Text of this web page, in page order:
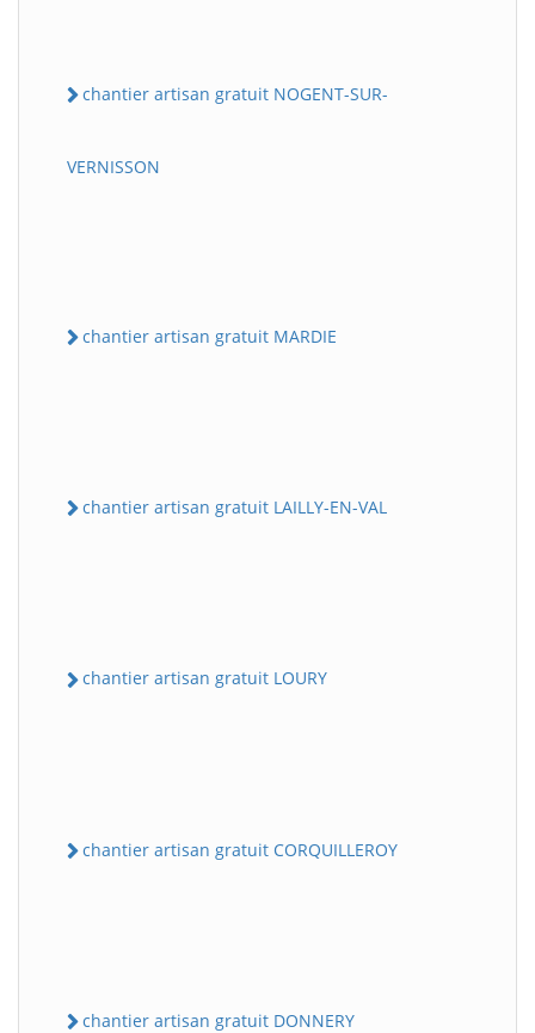
chantier artisan gratuit NOGENT-SUR-
VERNISSON
chantier artisan gratuit MARDIE
chantier artisan gratuit LAILLY-EN-VAL
chantier artisan gratuit LOURY
chantier artisan gratuit CORQUILLEROY
chantier artisan gratuit DONNERY